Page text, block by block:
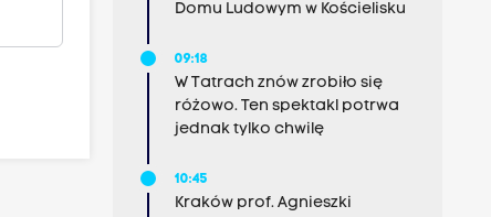
Domu Ludowym w Kościelisku
09:18
W Tatrach znów zrobiło się
różowo. Ten spektakl potrwa
jednak tylko chwilę
10:45
Kraków prof. Agnieszki